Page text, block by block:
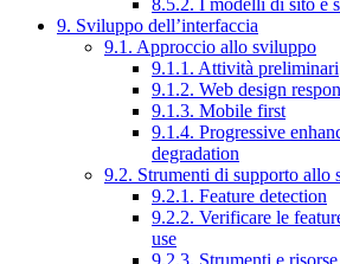
9. Sviluppo dell’interfaccia
9.1. Approccio allo sviluppo
9.1.1. Attività preliminari
9.1.2. Web design
9.1.3. Mobile first
9.1.4. Progressive
degradation
9.2. Strumenti di supporto allo
9.2.1. Feature detection
9.2.2. Verificare le
use
9.2.3. Strumenti e